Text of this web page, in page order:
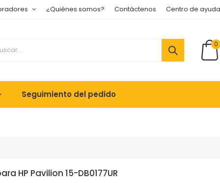
¿Quiénes somos? Contáctenos Centro de ayuda
0
Seguimiento del pedido
HP Pavilion 15-DB0177UR